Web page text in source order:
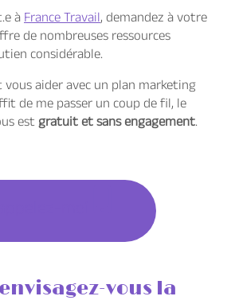
àFrance Travail, demandez à votre
de nombreuses ressources
considérable.
aider avec un plan marketing
de me passer un coup de fil, le
estgratuit et sans engagement.
vous la